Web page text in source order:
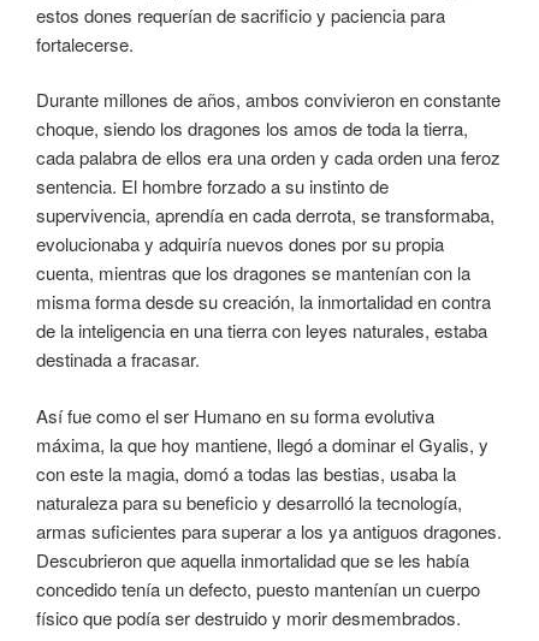
estos dones requerían de sacrificio y paciencia para
fortalecerse.
Durante millones de años, ambos convivieron en constante
choque, siendo los dragones los amos de toda la tierra,
cada palabra de ellos era una orden y cada orden una feroz
sentencia. El hombre forzado a su instinto de
supervivencia, aprendía en cada derrota, se transformaba,
evolucionaba y adquiría nuevos dones por su propia
cuenta, mientras que los dragones se mantenían con la
misma forma desde su creación, la inmortalidad en contra
de la inteligencia en una tierra con leyes naturales, estaba
destinada a fracasar.
Así fue como el ser Humano en su forma evolutiva
máxima, la que hoy mantiene, llegó a dominar el Gyalis, y
con este la magia, domó a todas las bestias, usaba la
naturaleza para su beneficio y desarrolló la tecnología,
armas suficientes para superar a los ya antiguos dragones.
Descubrieron que aquella inmortalidad que se les había
concedido tenía un defecto, puesto mantenían un cuerpo
físico que podía ser destruido y morir desmembrados.